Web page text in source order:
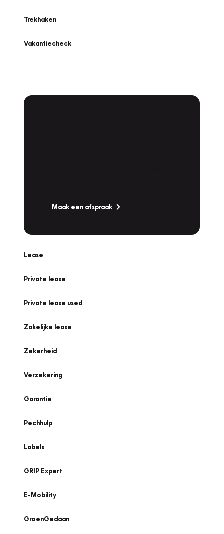
Trekhaken
Vakantiecheck
Maak een afspraak
Lease
Private lease
Private lease used
Zakelijke lease
Zekerheid
Verzekering
Garantie
Pechhulp
Labels
GRIP Expert
E-Mobility
GroenGedaan